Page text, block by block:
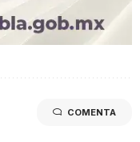
COMENTA